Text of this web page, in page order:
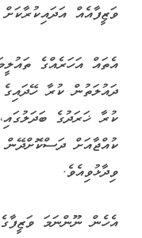
ވަޒީފާއެއް
އެތައް އަހަރެއްގެ
ދައުލަތުން ކުރާ
ކުރާ ޚަރަދުގެ
ކުއްޖާއަށް
ވިދާޅުވިއެވެ.
އެހެން ނޫންނަމަ